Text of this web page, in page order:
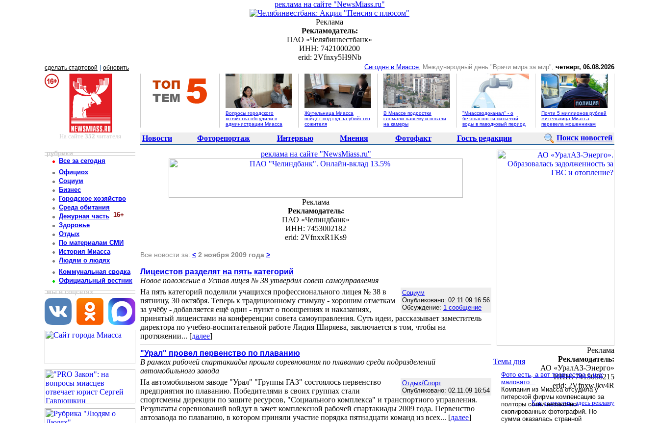
реклама на сайте "NewsMiass.ru"
Реклама
Рекламодатель:
ПАО «Челябинвестбанк»
ИНН: 7421000200
erid: 2Vfnxy5H9Nb
сделать стартовой обновить Сегодня в Миассе, Международный день "Врачи мира за мир", четверг, 06.08.2026
Вопросы городского
хозяйства обсудили в
администрации Миасса
Жительница Миасса
пойдёт под суд за убийство
сожителя
В Миассе подростки
сломали лавочку и попали
на камеры
"Миассводоканал" - о
безопасности питьевой
воды в паводковый период
Почти 5 миллионов рублей
жительница Миасса
перевела мошенникам
На сайте 352 читателя Новости Фоторепортаж Интервью Мнения Фотофакт Гость редакции Поиск новостей
рубрики
Все за сегодня
Официоз
Социум
Бизнес
Городское хозяйство
Среда обитания
Дежурная часть 16+
Здоровье
Отдых
По материалам СМИ
История Миасса
Людям о людях
Коммунальная сводка
Официальный вестник
мы в соцсетях
реклама на сайте "NewsMiass.ru"
Реклама
Рекламодатель:
ПАО «Челиндбанк»
ИНН: 7453002182
erid: 2VfnxxR1Ks9
Все новости за: < 2 ноября 2009 года >
Лицеистов разделят на пять категорий
Новое положение в Устав лицея № 38 утвердил совет самоуправления
Социум
Опубликовано: 02.11.09 16:56
Обсуждение: 1 сообщение
На пять категорий поделили учащихся профессионального лицея № 38 в
пятницу, 30 октября. Теперь к традиционному стимулу - хорошим отметкам
за учёбу - добавляется ещё один - пункт о поощрениях и наказаниях,
принятый лицеистами на конференции совета самоуправления. Суть идеи, рассказывает заместитель
директора по учебно-воспитательной работе Лидия Ширяева, заключается в том, чтобы на
протяжении... [далее]
"Урал" провел первенство по плаванию
В рамках рабочей спартакиады прошли соревнования по плаванию среди подразделений
автомобильного завода
Отдых/Спорт
Опубликовано: 02.11.09 16:54
На автомобильном заводе "Урал" "Группы ГАЗ" состоялось первенство
предприятия по плаванию. Победителями в своих группах стали
спортсмены дирекции по защите ресурсов, "Социального комплекса" и транспортного управления.
Результаты соревнований войдут в зачет комплексной рабочей спартакиады 2009 года. Первенство
автозавода по плаванию, в котором приняли участие порядка пятнадцати команд из всех... [далее]
Реклама
Рекламодатель:
АО «УралАЗ-Энерго»
ИНН: 7415036215
erid: 2VfnxwJkv4R
Как разместить здесь рекламу
Темы дня
Фото есть, а вот творчества в них
маловато...
Компания из Миасса отсудила у
питерской фирмы компенсацию за
полторы сотни незаконно
скопированных фотографий. Но
сумма оказалась странной